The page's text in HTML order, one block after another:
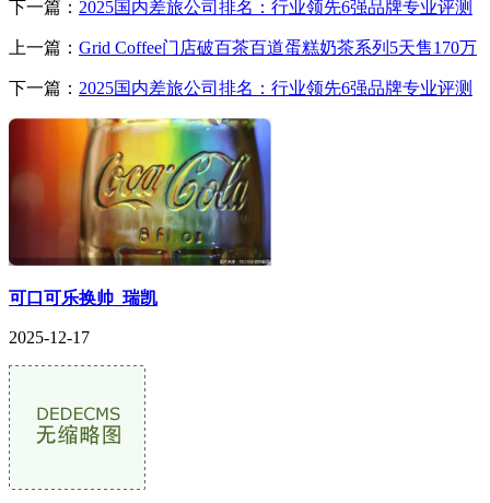
下一篇： 2025国内差旅公司排名：行业领先6强品牌专业评测
上一篇： Grid Coffee门店破百茶百道蛋糕奶茶系列5天售170万
下一篇： 2025国内差旅公司排名：行业领先6强品牌专业评测
可口可乐换帅_瑞凯
2025-12-17